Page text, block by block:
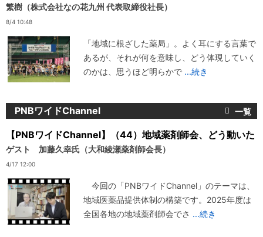
繁樹（株式会社なの花九州 代表取締役社長）
8/4 10:48
「地域に根ざした薬局」。よく耳にする言葉で
あるが、それが何を意味し、どう体現していく
のかは、思うほど明らかで ...続き
PNBワイドChannel
【PNBワイドChannel】（44）地域薬剤師会、どう動いた
ゲスト 加藤久幸氏（大和綾瀬薬剤師会長）
4/17 12:00
今回の「PNBワイドChannel」のテーマは、
地域医薬品提供体制の構築です。2025年度は
全国各地の地域薬剤師会でさ ...続き